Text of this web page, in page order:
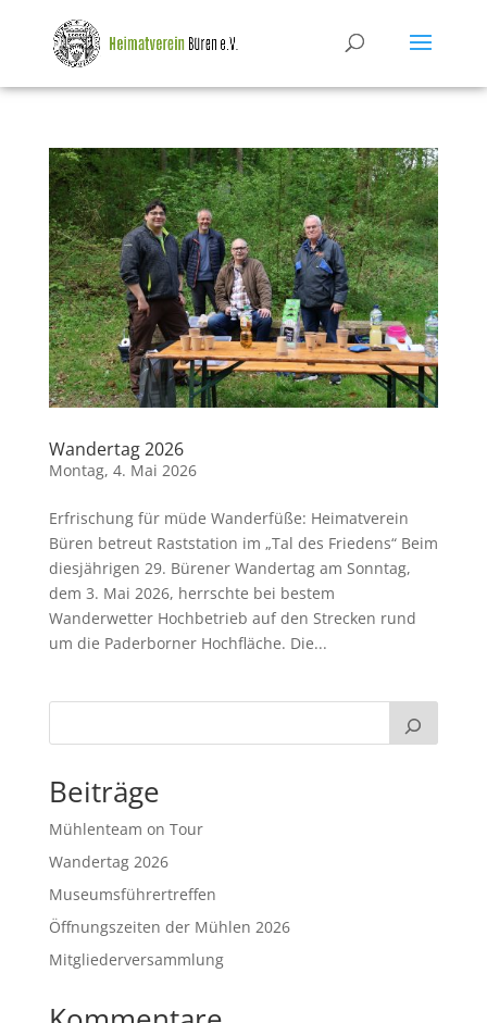
Wandertag 2026
Montag, 4. Mai 2026
Erfrischung für müde Wanderfüße: Heimatverein
Büren betreut Raststation im „Tal des Friedens“ Beim
diesjährigen 29. Bürener Wandertag am Sonntag,
dem 3. Mai 2026, herrschte bei bestem
Wanderwetter Hochbetrieb auf den Strecken rund
um die Paderborner Hochfläche. Die...
Beiträge
Mühlenteam on Tour
Wandertag 2026
Museumsführertreffen
Öffnungszeiten der Mühlen 2026
Mitgliederversammlung